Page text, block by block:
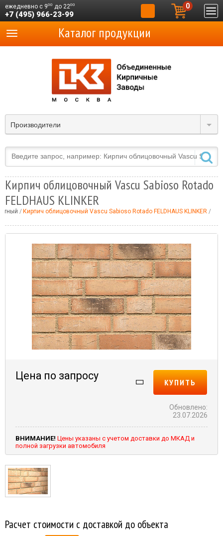
ежедневно с 900 до 2200
+7 (495) 966-23-99
0
Производители
Каталог продукции
Кирпич облицовочный Vascu Sabioso Rotado
FELDHAUS KLINKER
Кирпич облицовочный Vascu Sabioso Rotado FELDHAUS KLINKER
Цена по запросу
КУПИТЬ
Обновлено:
23.07.2026
ВНИМАНИЕ! Цены указаны с учетом доставки до МКАД и
полной загрузки автомобиля
Расчет стоимости с доставкой до объекта